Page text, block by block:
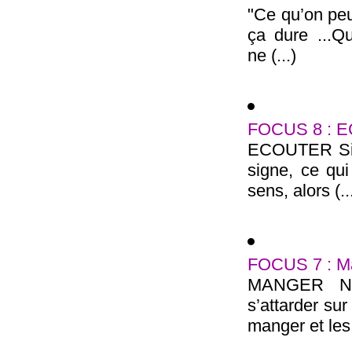
"Ce qu’on
ça dure
ne (...)
FOCUS 8 :
ECOUTER
signe, ce
sens, alors
FOCUS 7 :
MANGER
s’attarder
manger et